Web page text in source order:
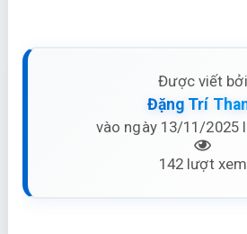
Được viết bởi
Đặng Trí
vào ngày 13/11/2025
142 lượt xem